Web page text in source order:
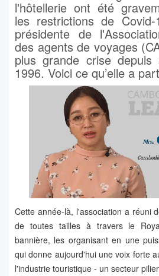
l'hôtellerie ont été
les restrictions de
présidente de
des agents de voyages
plus grande crise depuis
1996. Voici ce qu’elle a
Cette année-là, l'association a réuni
de toutes tailles à travers le
bannière, les organisant en une
qui donne aujourd'hui une voix forte
l'industrie touristique - un secteur